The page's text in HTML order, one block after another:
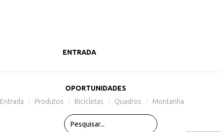
ENTRADA
OPORTUNIDADES
Entrada
/ Produtos / Bicicletas / Quadros / Montanha